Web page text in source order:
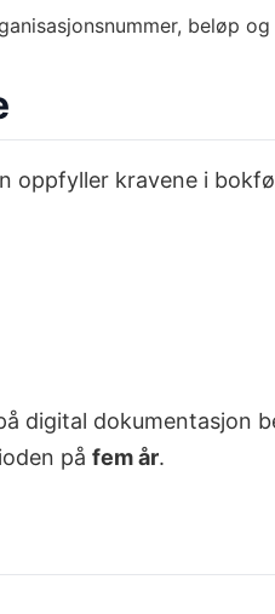
beløp
oppfyller kravene i
digital dokumentasjon
på fem år.